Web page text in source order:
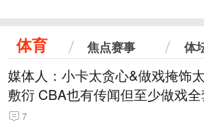
体育 焦点赛事 体
媒体人：小卡太贪心&做戏掩饰太
敷衍 CBA也有传闻但至少做戏
7